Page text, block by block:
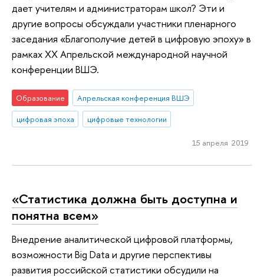
дает учителям и администраторам школ? Эти и
другие вопросы обсуждали участники пленарного
заседания «Благополучие детей в цифровую эпоху» в
рамках XX Апрельской международной научной
конференции ВШЭ.
Образование
Апрельская конференция ВШЭ
цифровая эпоха
цифровые технологии
15 апреля 2019
«Статистика должна быть доступна и
понятна всем»
Внедрение аналитической цифровой платформы,
возможности Big Data и другие перспективы
развития российской статистики обсудили на